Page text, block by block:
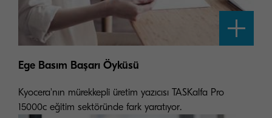
Ege Basım Başarı Öyküsü
Kyocera'nın mürekkepli üretim yazıcısı TASKalfa Pro
15000c eğitim sektöründe fark yaratıyor.